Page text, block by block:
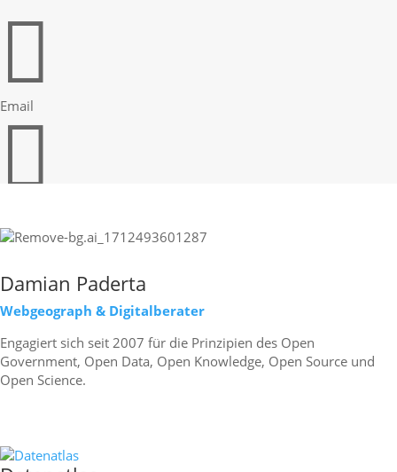

Email

Damian Paderta
Webgeograph & Digitalberater
Engagiert sich seit 2007 für die Prinzipien des Open
Government, Open Data, Open Knowledge, Open Source und
Open Science.